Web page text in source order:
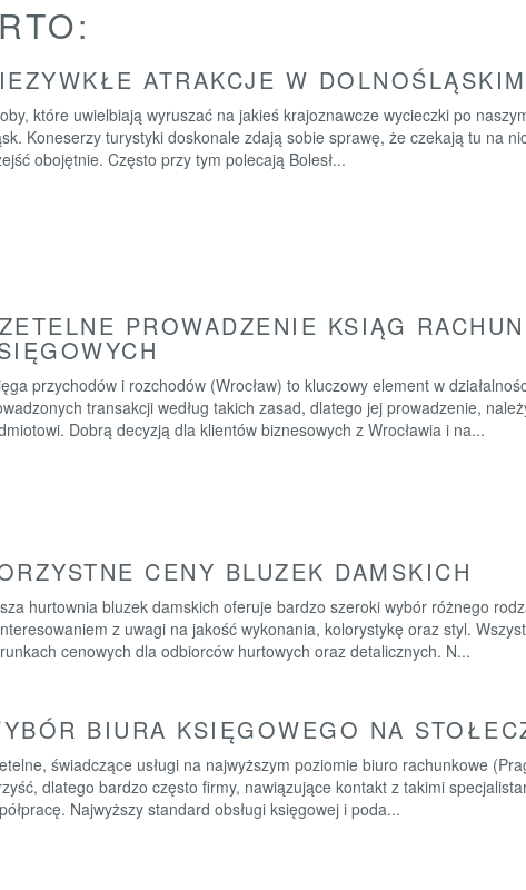
ATRAKCJE W
które uwielbiają wyruszać na jakieś krajoznawcze wycieczki po
Koneserzy turystyki doskonale zdają sobie sprawę, że czekają tu na
obojętnie. Często przy tym polecają Bolesł...
PROWADZENIE KSIĄG
przychodów i rozchodów (Wrocław) to kluczowy element w
transakcji według takich zasad, dlatego jej prowadzenie,
Dobrą decyzją dla klientów biznesowych z Wrocławia i na...
CENY BLUZEK DAMSKICH
hurtownia bluzek damskich oferuje bardzo szeroki wybór różnego
z uwagi na jakość wykonania, kolorystykę oraz styl.
cenowych dla odbiorców hurtowych oraz detalicznych. N...
BIURA KSIĘGOWEGO NA
świadczące usługi na najwyższym poziomie biuro rachunkowe
dlatego bardzo często firmy, nawiązujące kontakt z takimi
Najwyższy standard obsługi księgowej i poda...